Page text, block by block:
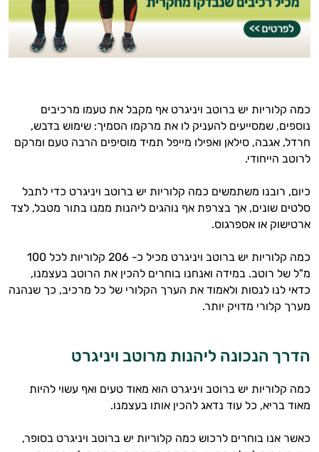
כמה קלוריות יש ברוטב ויניגרט אף מקבל את טעמו מרכיבים
נוספים, שמסייעים להעניק לו את מרקמו הסמיך: שימוש בדבש,
חרדל, אגבה, סילאן ואפילו מייפל תמיד מוסיפים הרבה טעם ומרקם
לרוטב הייחודי.
כיום, רובנו משתמשים כמה קלוריות יש ברוטב ויניגרט כדי לתבל
סלטים שונים, אך בצרפת אף נוהגים ליהנות ממנו בתור מטבל, לצד
ארטישוק או אספרגוס.
כמה קלוריות יש ברוטב ויניגרט מכיל כ- 206 קלוריות לכל 100
מ"ל של רוטב. במידה ואנחנו בוחרים להכין את הרוטב בעצמנו,
כדאי לנו לנסות ולאמוד את הערך הקלורי של כל מרכיב, כך שנהנה
מערך קלורי מדויק יותר.
הדרך הנכונה ליהנות מרוטב ויניגרט
כמה קלוריות יש ברוטב ויניגרט הוא מאוד טעים ואף עשוי להיות
מאוד בריא, כל עוד נדאג להכין אותו בעצמנו.
כאשר אנו בוחרים לרכוש כמה קלוריות יש ברוטב ויניגרט בסופר,